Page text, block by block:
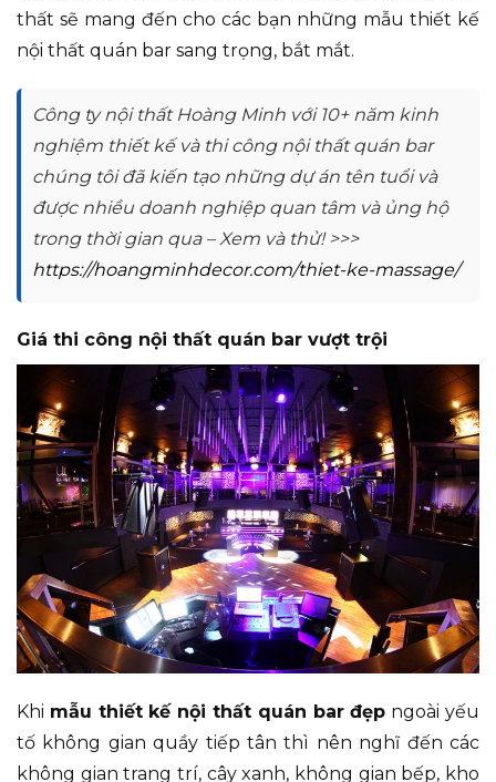
thất sẽ mang đến cho các bạn những mẫu thiết kế
nội thất quán bar sang trọng, bắt mắt.
Công ty nội thất Hoàng Minh với 10+ năm kinh
nghiệm thiết kế và thi công nội thất quán bar
chúng tôi đã kiến tạo những dự án tên tuổi và
được nhiều doanh nghiệp quan tâm và ủng hộ
trong thời gian qua – Xem và thử! >>>
https://hoangminhdecor.com/thiet-ke-massage/
Giá thi công nội thất quán bar vượt trội
Khi mẫu thiết kế nội thất quán bar đẹp ngoài yếu
tố không gian quầy tiếp tân thì nên nghĩ đến các
không gian trang trí, cây xanh, không gian bếp, kho